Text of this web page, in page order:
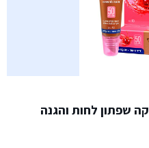
שפתון לחות והגנה